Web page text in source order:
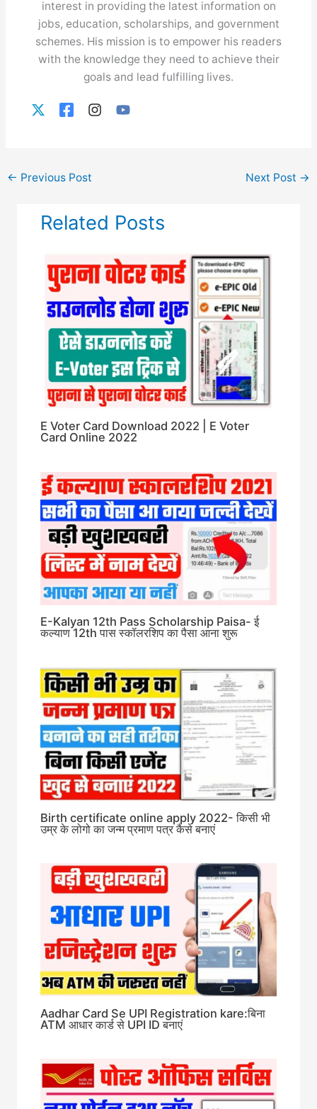
interest in providing the latest information on
jobs, education, scholarships, and government
schemes. His mission is to empower his readers
with the knowledge they need to achieve their
goals and lead fulfilling lives.
← Previous Post Next Post →
Related Posts
E Voter Card Download 2022 | E Voter
Card Online 2022
E-Kalyan 12th Pass Scholarship Paisa- ई
कल्याण 12th पास स्कॉलरशिप का पैसा आना शुरू
Birth certificate online apply 2022- किसी भी
उम्र के लोगो का जन्म प्रमाण पत्र कैसे बनाएं
Aadhar Card Se UPI Registration kare:बिना
ATM आधार कार्ड से UPI ID बनाएं